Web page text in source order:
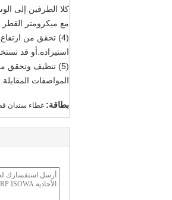
كلا الطرفين إلى
مع ميكرومتر
(4) تحقق من
استيراده.أو قد
(5) تنظيف وتحقق
المواصفات المقابلة.
بطاقة: غطاء سندان